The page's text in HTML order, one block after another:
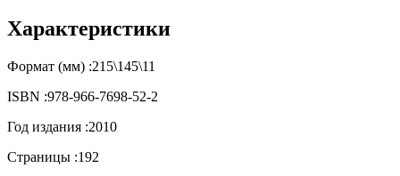
Характеристики
Формат (мм) :215\145\11
ISBN :978-966-7698-52-2
Год издания :2010
Страницы :192